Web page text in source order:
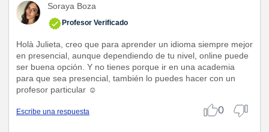
Soraya Boza
Profesor Verificado
Holà Julieta, creo que para aprender un idioma siempre mejor
en presencial, aunque dependiendo de tu nivel, online puede
ser buena opción. Y no tienes porque ir en una academia
para que sea presencial, también lo puedes hacer con un
profesor particular ☺️
Escribe una respuesta 0